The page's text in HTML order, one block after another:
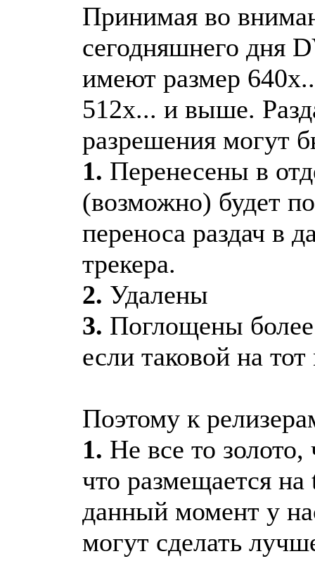
Принимая во
сегодняшнего дня
имеют размер
512х... и выше.
разрешения могут
1. Перенесены в
(возможно) будет
переноса раздач в
трекера.
2. Удалены
3. Поглощены
если таковой на
Поэтому к
1. Не все то золото,
что размещается
данный момент у
могут сделать